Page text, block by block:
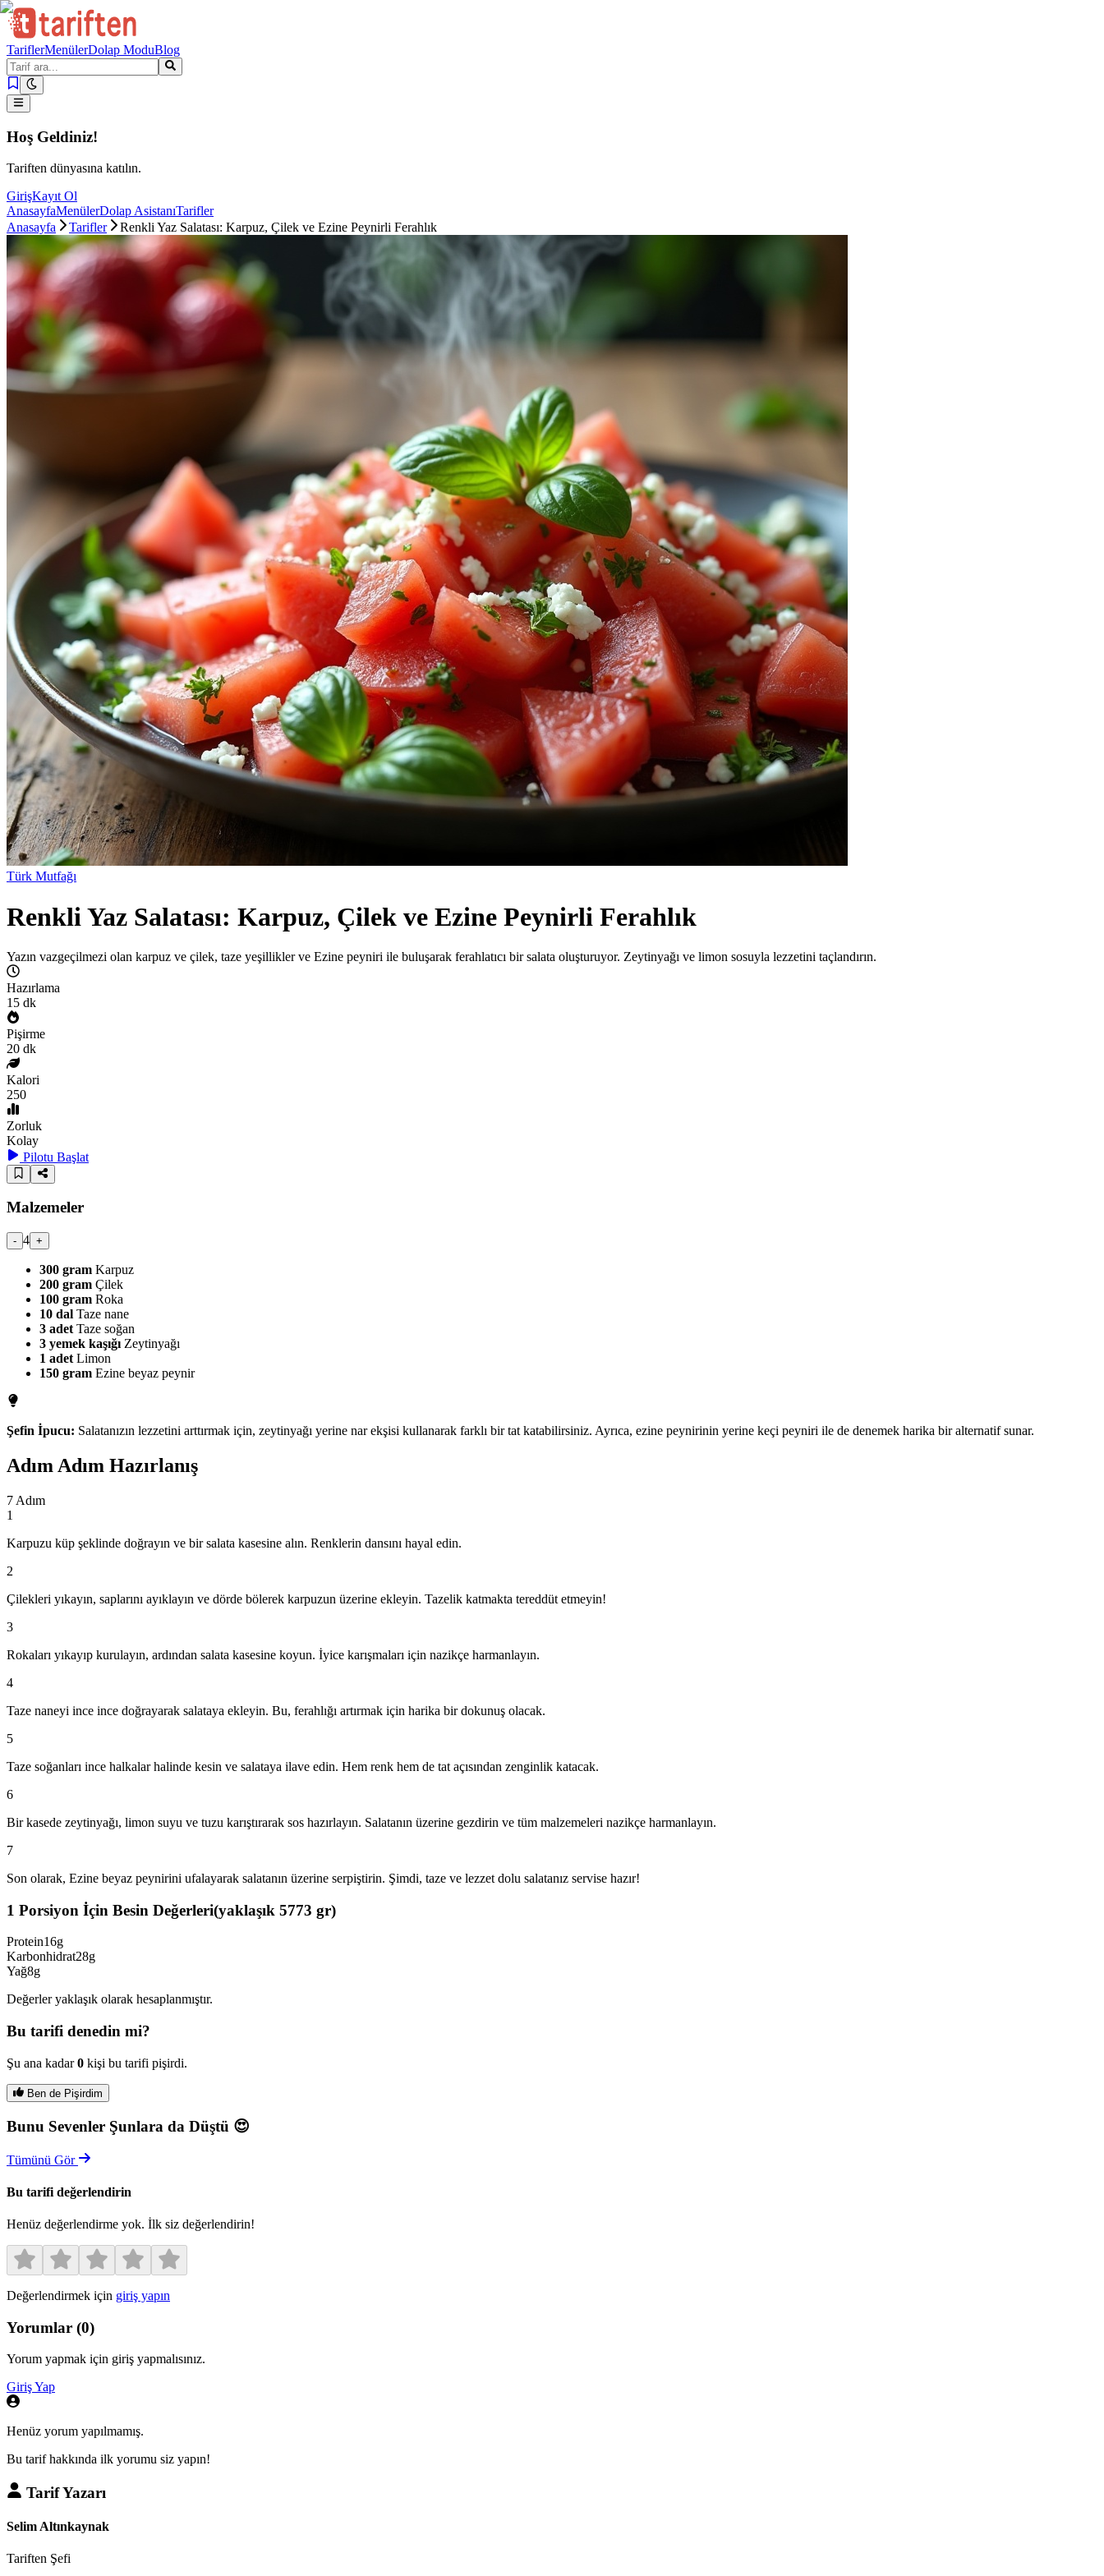
TariflerMenülerDolap ModuBlog
Hoş Geldiniz!
Tariften dünyasına katılın.
GirişKayıt Ol
AnasayfaMenülerDolap AsistanıTarifler
Anasayfa
Tarifler Renkli Yaz Salatası: Karpuz, Çilek ve Ezine Peynirli Ferahlık
Türk Mutfağı
Renkli Yaz Salatası: Karpuz, Çilek ve Ezine Peynirli Ferahlık
Yazın vazgeçilmezi olan karpuz ve çilek, taze yeşillikler ve Ezine peyniri ile buluşarak ferahlatıcı bir salata oluşturuyor. Zeytinyağı ve limon sosuyla lezzetini taçlandırın.
Hazırlama
15 dk
Pişirme
20 dk
Kalori
250
Zorluk
Kolay
Pilotu Başlat
Malzemeler
- 4 +
300 gram Karpuz
200 gram Çilek
100 gram Roka
10 dal Taze nane
3 adet Taze soğan
3 yemek kaşığı Zeytinyağı
1 adet Limon
150 gram Ezine beyaz peynir
Şefin İpucu: Salatanızın lezzetini arttırmak için, zeytinyağı yerine nar ekşisi kullanarak farklı bir tat katabilirsiniz. Ayrıca, ezine peynirinin yerine keçi peyniri ile de denemek harika bir alternatif sunar.
Adım Adım Hazırlanış
7 Adım
1
Karpuzu küp şeklinde doğrayın ve bir salata kasesine alın. Renklerin dansını hayal edin.
2
Çilekleri yıkayın, saplarını ayıklayın ve dörde bölerek karpuzun üzerine ekleyin. Tazelik katmakta tereddüt etmeyin!
3
Rokaları yıkayıp kurulayın, ardından salata kasesine koyun. İyice karışmaları için nazikçe harmanlayın.
4
Taze naneyi ince ince doğrayarak salataya ekleyin. Bu, ferahlığı artırmak için harika bir dokunuş olacak.
5
Taze soğanları ince halkalar halinde kesin ve salataya ilave edin. Hem renk hem de tat açısından zenginlik katacak.
6
Bir kasede zeytinyağı, limon suyu ve tuzu karıştırarak sos hazırlayın. Salatanın üzerine gezdirin ve tüm malzemeleri nazikçe harmanlayın.
7
Son olarak, Ezine beyaz peynirini ufalayarak salatanın üzerine serpiştirin. Şimdi, taze ve lezzet dolu salatanız servise hazır!
1 Porsiyon İçin Besin Değerleri(yaklaşık 5773 gr)
Protein16g
Karbonhidrat28g
Yağ8g
Değerler yaklaşık olarak hesaplanmıştır.
Bu tarifi denedin mi?
Şu ana kadar0 kişi bu tarifi pişirdi.
Ben de Pişirdim
Bunu Sevenler Şunlara da Düştü 😍
Tümünü Gör
Bu tarifi değerlendirin
Henüz değerlendirme yok. İlk siz değerlendirin!
Değerlendirmek için giriş yapın
Yorumlar (0)
Yorum yapmak için giriş yapmalısınız.
Giriş Yap
Henüz yorum yapılmamış.
Bu tarif hakkında ilk yorumu siz yapın!
Tarif Yazarı
Selim Altınkaynak
Tariften Şefi